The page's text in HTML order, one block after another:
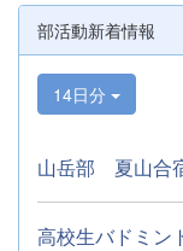
部活動新着情報
14日分
山岳部 夏山合
高校生バドミ